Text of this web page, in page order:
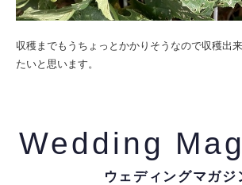
収穫までもうちょっとかかりそうなので収穫出
たいと思います。
Wedding
ウェディングマガジ